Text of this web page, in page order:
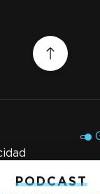
PODCAST
& Energía ©